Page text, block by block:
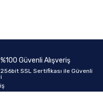
%100 Güvenli Alışveriş
256bit SSL Sertifikası ile Güvenli